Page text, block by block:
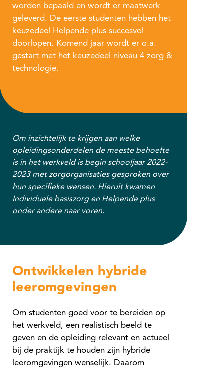
worden bepaald en wordt er maatwerk
geleverd. De eerste studenten hebben het
keuzedeel Helpende plus succesvol
doorlopen. Komend jaar wordt er o.a.
gestart met het keuzedeel niveau 4 zorg &
technologie.
Om inzichtelijk te krijgen aan welke
opleidingsonderdelen de meeste behoefte
is in het werkveld is begin schooljaar 2022-
2023 met zorgorganisaties gesproken over
hun specifieke wensen. Hieruit kwamen
Individuele basiszorg en Helpende plus
onder andere naar voren.
Om studenten goed voor te bereiden op
het werkveld, een realistisch beeld te
geven en de opleiding relevant en actueel
bij de praktijk te houden zijn hybride
leeromgevingen wenselijk. Daarom
Ontwikkelen hybride
leeromgevingen